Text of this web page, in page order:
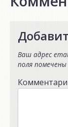
Ваш адрес
поля помечены